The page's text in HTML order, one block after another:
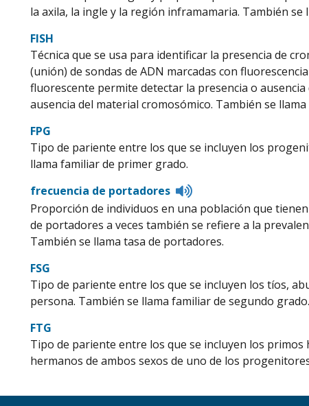
la axila, la ingle y la región inframamaria. También
FISH
Técnica que se usa para identificar la presencia de
(unión) de sondas de ADN marcadas con
fluorescente permite detectar la presencia o
ausencia del material cromosómico. También se
FPG
Tipo de pariente entre los que se incluyen los
llama familiar de primer grado.
frecuencia de portadores
Listen
pronunciation
Proporción de individuos en una población que
de portadores a veces también se refiere a la
También se llama tasa de portadores.
FSG
Tipo de pariente entre los que se incluyen los tíos,
persona. También se llama familiar de segundo grado.
FTG
Tipo de pariente entre los que se incluyen los
hermanos de ambos sexos de uno de los